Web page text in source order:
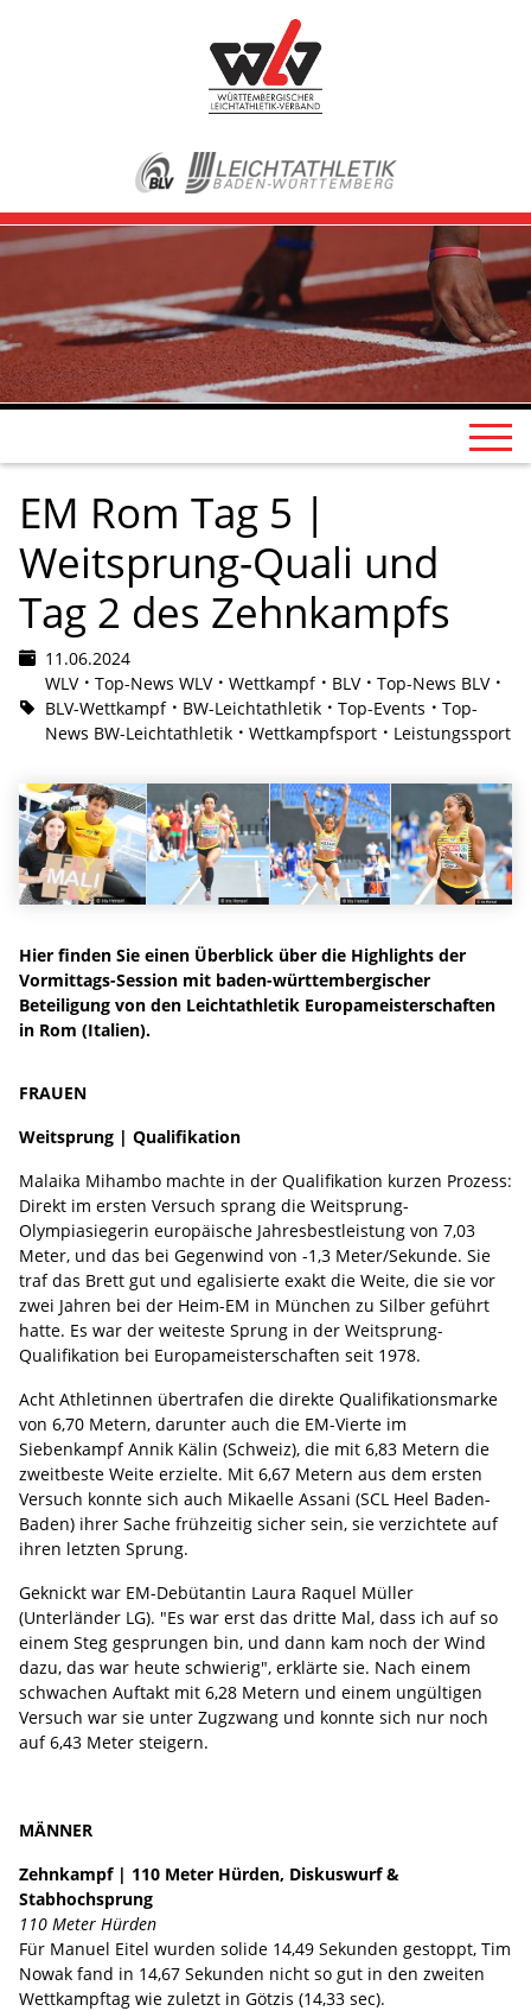
EM Rom Tag 5 |
Weitsprung-Quali und
Tag 2 des Zehnkampfs
11.06.2024
WLV
Top-News WLV Wettkampf BLV
Top-News BLV
BLV-Wettkampf
BW-Leichtathletik Top-Events
Top-
News BW-Leichtathletik
Wettkampfsport Leistungssport
Hier finden Sie einen Überblick über die Highlights der
Vormittags-Session mit baden-württembergischer
Beteiligung von den Leichtathletik Europameisterschaften
in Rom (Italien).
FRAUEN
Weitsprung | Qualifikation
Malaika Mihambo machte in der Qualifikation kurzen Prozess:
Direkt im ersten Versuch sprang die Weitsprung-
Olympiasiegerin europäische Jahresbestleistung von 7,03
Meter, und das bei Gegenwind von -1,3 Meter/Sekunde. Sie
traf das Brett gut und egalisierte exakt die Weite, die sie vor
zwei Jahren bei der Heim-EM in München zu Silber geführt
hatte. Es war der weiteste Sprung in der Weitsprung-
Qualifikation bei Europameisterschaften seit 1978.
Acht Athletinnen übertrafen die direkte Qualifikationsmarke
von 6,70 Metern, darunter auch die EM-Vierte im
Siebenkampf Annik Kälin (Schweiz), die mit 6,83 Metern die
zweitbeste Weite erzielte. Mit 6,67 Metern aus dem ersten
Versuch konnte sich auch Mikaelle Assani (SCL Heel Baden-
Baden) ihrer Sache frühzeitig sicher sein, sie verzichtete auf
ihren letzten Sprung.
Geknickt war EM-Debütantin Laura Raquel Müller
(Unterländer LG). "Es war erst das dritte Mal, dass ich auf so
einem Steg gesprungen bin, und dann kam noch der Wind
dazu, das war heute schwierig", erklärte sie. Nach einem
schwachen Auftakt mit 6,28 Metern und einem ungültigen
Versuch war sie unter Zugzwang und konnte sich nur noch
auf 6,43 Meter steigern.
MÄNNER
Zehnkampf | 110 Meter Hürden, Diskuswurf &
Stabhochsprung
110 Meter Hürden
Für Manuel Eitel wurden solide 14,49 Sekunden gestoppt, Tim
Nowak fand in 14,67 Sekunden nicht so gut in den zweiten
Wettkampftag wie zuletzt in Götzis (14,33 sec).